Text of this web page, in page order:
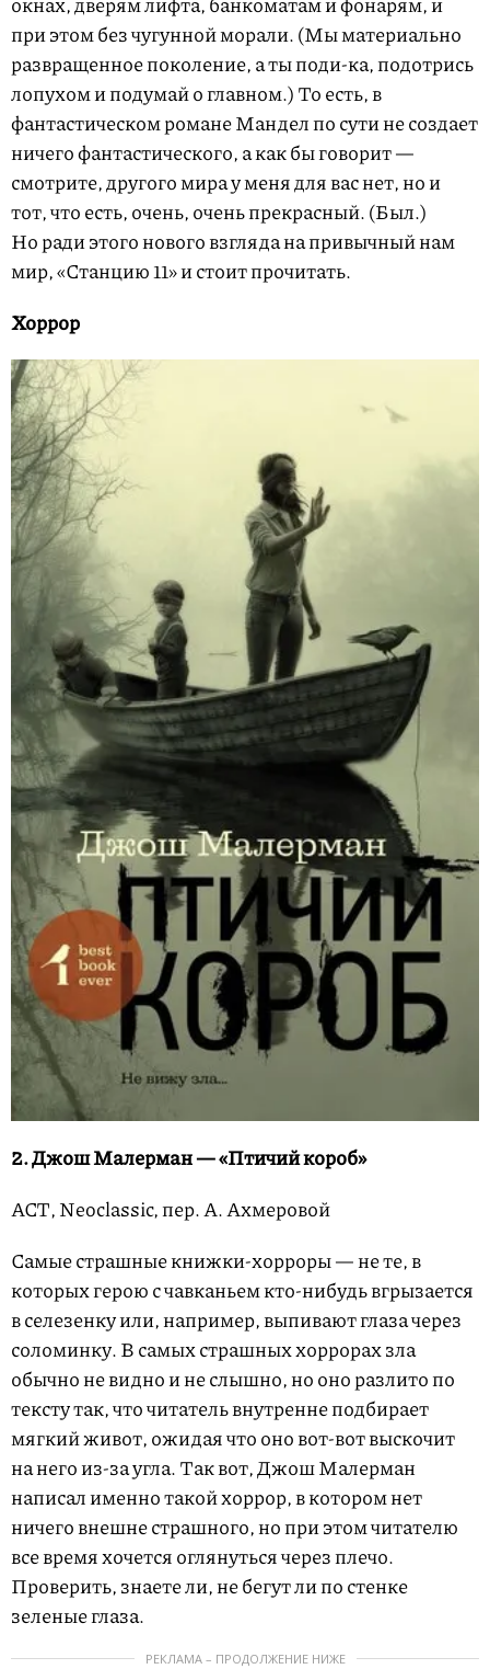
при этом без чугунной морали. (Мы материально
развращенное поколение, а ты поди-ка, подотрись
лопухом и подумай о главном.) То есть, в
фантастическом романе Мандел по сути не создает
ничего фантастического, а как бы говорит —
смотрите, другого мира у меня для вас нет, но и
тот, что есть, очень, очень прекрасный. (Был.)
Но ради этого нового взгляда на привычный нам
мир, «Станцию 11» и стоит прочитать.
Хоррор
2. Джош Малерман — «Птичий короб»
АСТ, Neoclassic, пер. А. Ахмеровой
Самые страшные книжки-хорроры — не те, в
которых герою с чавканьем кто-нибудь вгрызается
в селезенку или, например, выпивают глаза через
соломинку. В самых страшных хоррорах зла
обычно не видно и не слышно, но оно разлито по
тексту так, что читатель внутренне подбирает
мягкий живот, ожидая что оно вот-вот выскочит
на него из-за угла. Так вот, Джош Малерман
написал именно такой хоррор, в котором нет
ничего внешне страшного, но при этом читателю
все время хочется оглянуться через плечо.
Проверить, знаете ли, не бегут ли по стенке
зеленые глаза.
РЕКЛАМА – ПРОДОЛЖЕНИЕ НИЖЕ